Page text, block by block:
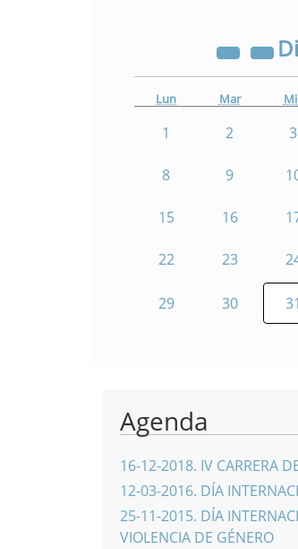
Lun Mar
1 2 3
8 9
15 16
22 23
29 30 31
Agenda
16-12-2018. IV CARRERA
12-03-2016. DÍA
25-11-2015. DÍA
VIOLENCIA DE GÉNERO